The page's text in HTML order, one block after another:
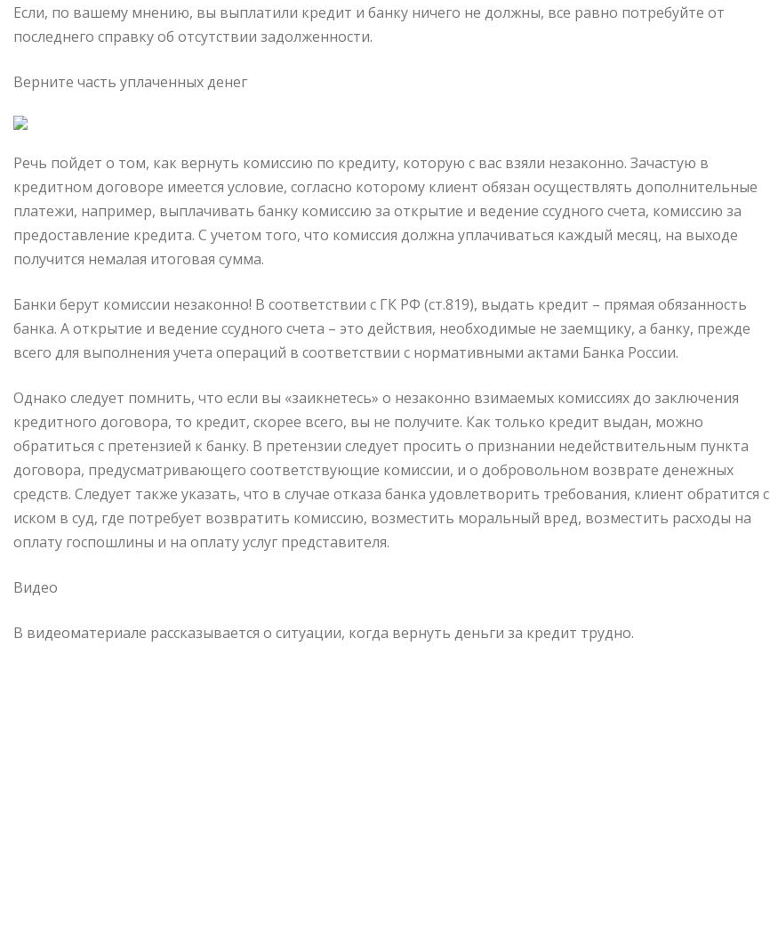
Если, по вашему мнению, вы выплатили кредит и банку ничего не должны, все равно потребуйте от
последнего справку об отсутствии задолженности.
Верните часть уплаченных денег
Речь пойдет о том, как вернуть комиссию по кредиту, которую с вас взяли незаконно. Зачастую в
кредитном договоре имеется условие, согласно которому клиент обязан осуществлять дополнительные
платежи, например, выплачивать банку комиссию за открытие и ведение ссудного счета, комиссию за
предоставление кредита. С учетом того, что комиссия должна уплачиваться каждый месяц, на выходе
получится немалая итоговая сумма.
Банки берут комиссии незаконно! В соответствии с ГК РФ (ст.819), выдать кредит – прямая обязанность
банка. А открытие и ведение ссудного счета – это действия, необходимые не заемщику, а банку, прежде
всего для выполнения учета операций в соответствии с нормативными актами Банка России.
Однако следует помнить, что если вы «заикнетесь» о незаконно взимаемых комиссиях до заключения
кредитного договора, то кредит, скорее всего, вы не получите. Как только кредит выдан, можно
обратиться с претензией к банку. В претензии следует просить о признании недействительным пункта
договора, предусматривающего соответствующие комиссии, и о добровольном возврате денежных
средств. Следует также указать, что в случае отказа банка удовлетворить требования, клиент обратится с
иском в суд, где потребует возвратить комиссию, возместить моральный вред, возместить расходы на
оплату госпошлины и на оплату услуг представителя.
Видео
В видеоматериале рассказывается о ситуации, когда вернуть деньги за кредит трудно.